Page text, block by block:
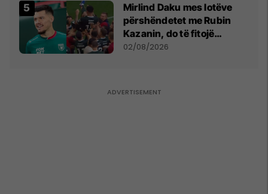
Mirlind Daku mes lotëve
përshëndetet me Rubin
Kazanin, do të fitojë
miliona te Spartak Moska
02/08/2026